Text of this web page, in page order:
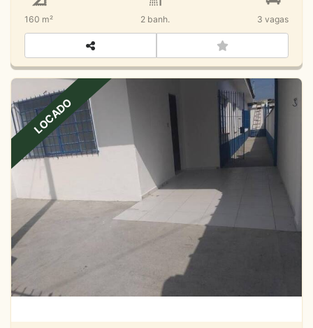
160 m² 2 banh. 3 vagas
Casa Individual - Indaiá - Caraguatatuba SP
Indaiá
LOCADO